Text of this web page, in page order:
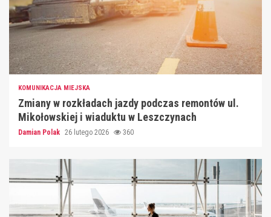
KOMUNIKACJA MIEJSKA
Zmiany w rozkładach jazdy podczas remontów ul.
Mikołowskiej i wiaduktu w Leszczynach
Damian Polak 26 lutego 2026 360